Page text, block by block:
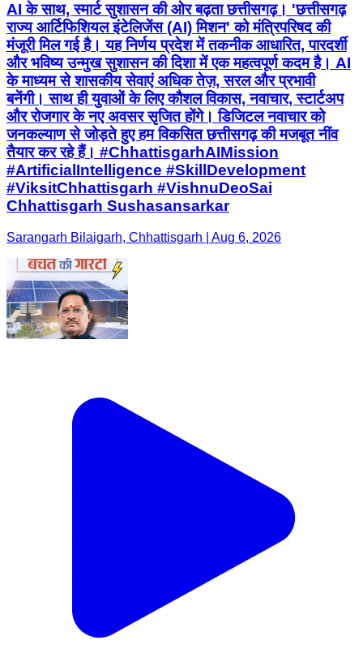
AI के साथ, स्मार्ट सुशासन की ओर बढ़ता छत्तीसगढ़। 'छत्तीसगढ़
राज्य आर्टिफिशियल इंटेलिजेंस (AI) मिशन' को मंत्रिपरिषद की
मंजूरी मिल गई है। यह निर्णय प्रदेश में तकनीक आधारित, पारदर्शी
और भविष्य उन्मुख सुशासन की दिशा में एक महत्वपूर्ण कदम है। AI
के माध्यम से शासकीय सेवाएं अधिक तेज़, सरल और प्रभावी
बनेंगी। साथ ही युवाओं के लिए कौशल विकास, नवाचार, स्टार्टअप
और रोजगार के नए अवसर सृजित होंगे। डिजिटल नवाचार को
जनकल्याण से जोड़ते हुए हम विकसित छत्तीसगढ़ की मजबूत नींव
तैयार कर रहे हैं। #ChhattisgarhAIMission
#ArtificialIntelligence #SkillDevelopment
#ViksitChhattisgarh #VishnuDeoSai
Chhattisgarh Sushasansarkar
Sarangarh Bilaigarh, Chhattisgarh | Aug 6, 2026